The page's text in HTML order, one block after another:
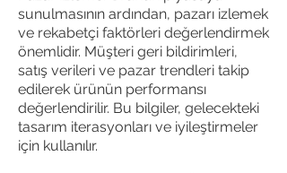
sunulmasının ardından, pazarı izlemek
ve rekabetçi faktörleri değerlendirmek
önemlidir. Müşteri geri bildirimleri,
satış verileri ve pazar trendleri takip
edilerek ürünün performansı
değerlendirilir. Bu bilgiler, gelecekteki
tasarım iterasyonları ve iyileştirmeler
için kullanılır.